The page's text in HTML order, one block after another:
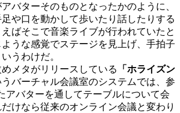
バターそのものとなったかのように、
や口を動かして歩いたり話したりする
ばそこで音楽ライブが行われていたと
うな感覚でステージを見上げ、手拍子
うわけだ。
メタがリリースしている
「ホライズン
うバーチャル会議室のシステムでは、参
アバターを通してテーブルについて会
けなら従来のオンライン会議と変わり